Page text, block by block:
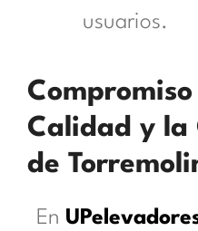
usuarios.
Calidad y la
de
En